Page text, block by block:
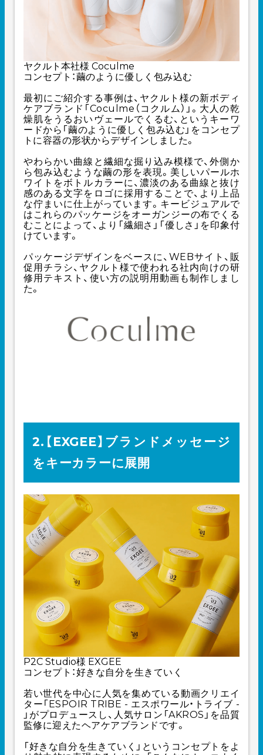
ヤクルト本社様 Coculme
コンセプト：繭のように優しく包み込む
最初にご紹介する事例は、ヤクルト様の新ボディ
ケアブランド「Coculme（コクルム）」。大人の乾
燥肌をうるおいヴェールでくるむ、というキーワ
ードから「繭のように優しく包み込む」をコンセプ
トに容器の形状からデザインしました。
やわらかい曲線と繊細な掘り込み模様で、外側か
ら包み込むような繭の形を表現。美しいパールホ
ワイトをボトルカラーに、濃淡のある曲線と抜け
感のある文字をロゴに採用することで、より上品
な佇まいに仕上がっています。キービジュアルで
はこれらのパッケージをオーガンジーの布でくる
むことによって、より「繊細さ」「優しさ」を印象付
けています。
パッケージデザインをベースに、WEBサイト、販
促用チラシ、ヤクルト様で使われる社内向けの研
修用テキスト、使い方の説明用動画も制作しまし
た。
2.【EXGEE】ブランドメッセージ
をキーカラーに展開
P2C Studio様 EXGEE
コンセプト：好きな自分を生きていく
若い世代を中心に人気を集めている動画クリエイ
ター「ESPOIR TRIBE - エスポワール・トライブ -
」がプロデュースし、人気サロン「AKROS」を品質
監修に迎えたヘアケアブランドです。
「好きな自分を生きていく」というコンセプトをよ